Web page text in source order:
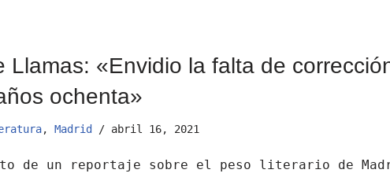
Llamas: «Envidio la falta de
ochenta»
, Madrid abril 16, 2021
de un reportaje sobre el peso literario de